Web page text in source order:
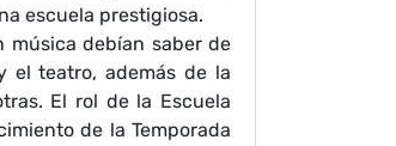
escuela prestigiosa.
música debían saber de
el teatro, además de la
El rol de la Escuela
de la Temporada